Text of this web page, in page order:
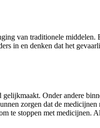
van traditionele middelen.
in en denken dat het
Onder andere
zorgen dat de medicijnen
te stoppen met medicijnen.